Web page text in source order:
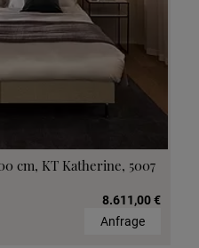
cm, KT Katherine, 5007
8.611,00 €
Anfrage